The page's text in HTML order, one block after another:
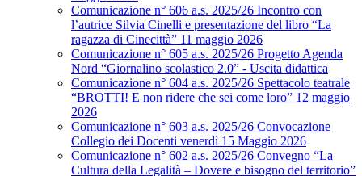
Comunicazione n° 606 a.s. 2025/26 Incontro con
l’autrice Silvia Cinelli e presentazione del libro “La
ragazza di Cinecittà” 11 maggio 2026
Comunicazione n° 605 a.s. 2025/26 Progetto Agenda
Nord “Giornalino scolastico 2.0” - Uscita didattica
Comunicazione n° 604 a.s. 2025/26 Spettacolo teatrale
“BROTTI! E non ridere che sei come loro” 12 maggio
2026
Comunicazione n° 603 a.s. 2025/26 Convocazione
Collegio dei Docenti venerdì 15 Maggio 2026
Comunicazione n° 602 a.s. 2025/26 Convegno “La
Cultura della Legalità – Dovere e bisogno del territorio”